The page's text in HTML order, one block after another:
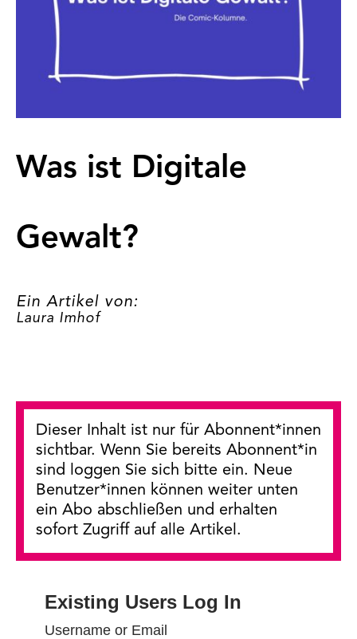
Was ist Digitale
Gewalt?
Ein Artikel von:
Laura Imhof
Dieser Inhalt ist nur für Abonnent*innen
sichtbar. Wenn Sie bereits Abonnent*in
sind loggen Sie sich bitte ein. Neue
Benutzer*innen können weiter unten
ein Abo abschließen und erhalten
sofort Zugriff auf alle Artikel.
Existing Users Log In
Username or Email